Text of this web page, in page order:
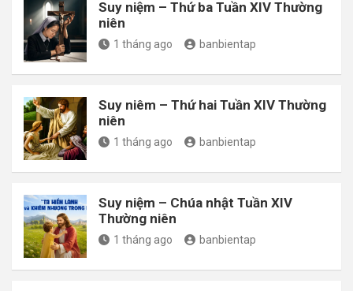
Suy niệm – Thứ ba Tuần XIV Thường
niên
1 tháng ago banbientap
Suy niêm – Thứ hai Tuần XIV Thường
niên
1 tháng ago banbientap
Suy niệm – Chúa nhật Tuần XIV
Thường niên
1 tháng ago banbientap